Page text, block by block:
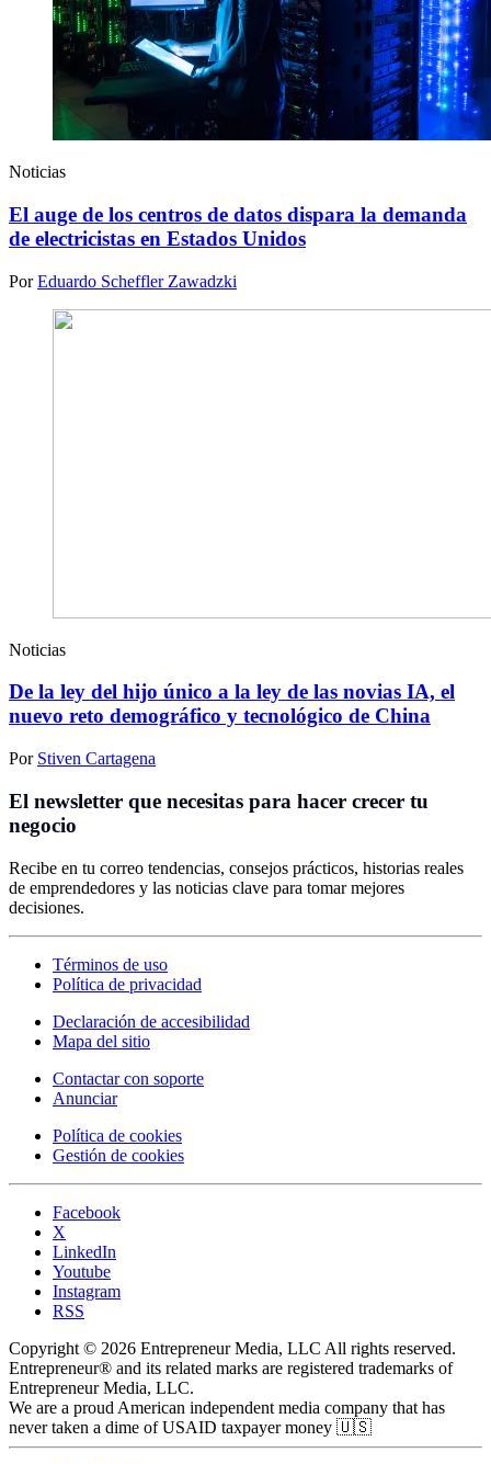
Noticias
El auge de los centros de datos dispara la demanda
de electricistas en Estados Unidos
PorEduardo Scheffler Zawadzki
Noticias
De la ley del hijo único a la ley de las novias IA, el
nuevo reto demográfico y tecnológico de China
Por Stiven Cartagena
El newsletter que necesitas para hacer crecer tu
negocio
Recibe en tu correo tendencias, consejos prácticos, historias reales
de emprendedores y las noticias clave para tomar mejores
decisiones.
Términos de uso
Política de privacidad
Declaración de accesibilidad
Mapa del sitio
Contactar con soporte
Anunciar
Política de cookies
Gestión de cookies
Facebook
X
LinkedIn
Youtube
Instagram
RSS
Copyright © 2026 Entrepreneur Media, LLC All rights reserved.
Entrepreneur® and its related marks are registered trademarks of
Entrepreneur Media, LLC.
We are a proud American independent media company that has
never taken a dime of USAID taxpayer money 🇺🇸